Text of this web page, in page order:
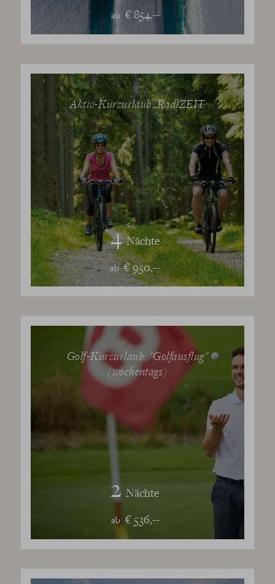
ab € 854,--
Golf-Kurzurlaub: "Golfausflug"
(wochentags)
2 Nächte
ab € 536,--
Aktiv-Kurzurlaub: RadlZEIT
4 Nächte
ab € 950,--